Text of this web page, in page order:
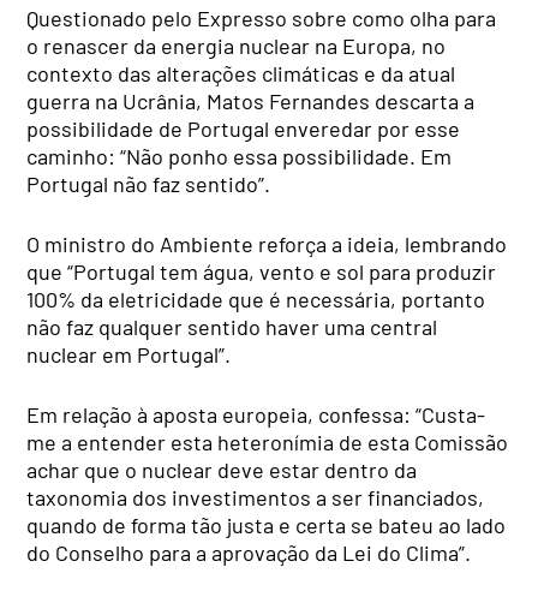
Questionado pelo Expresso sobre como olha para
o renascer da energia nuclear na Europa, no
contexto das alterações climáticas e da atual
guerra na Ucrânia, Matos Fernandes descarta a
possibilidade de Portugal enveredar por esse
caminho: “Não ponho essa possibilidade. Em
Portugal não faz sentido”.
O ministro do Ambiente reforça a ideia, lembrando
que “Portugal tem água, vento e sol para produzir
100% da eletricidade que é necessária, portanto
não faz qualquer sentido haver uma central
nuclear em Portugal”.
Em relação à aposta europeia, confessa: “Custa-
me a entender esta heteronímia de esta Comissão
achar que o nuclear deve estar dentro da
taxonomia dos investimentos a ser financiados,
quando de forma tão justa e certa se bateu ao lado
do Conselho para a aprovação da Lei do Clima”.